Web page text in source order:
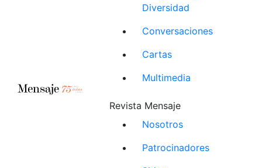
Diversidad
Conversaciones
Cartas
Multimedia
Revista Mensaje
Nosotros
Patrocinadores